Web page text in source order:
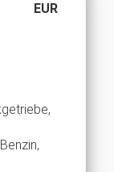
EUR